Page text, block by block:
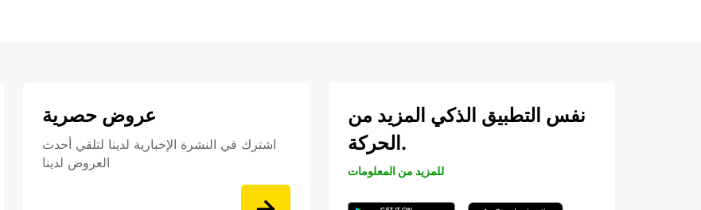
عروض حصرية
اشترك في النشرة الإخبارية لدينا لتلقي أحدث
العروض لدينا
نفس التطبيق الذكي المزيد من
الحركة.
للمزيد من المعلومات